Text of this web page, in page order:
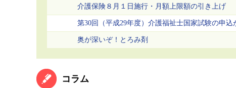
介護保険８月１日施行・月額上限額の引き上げ
第30回（平成29年度）介護福祉士国家試験の申込
奥が深いぞ！とろみ剤
コラム